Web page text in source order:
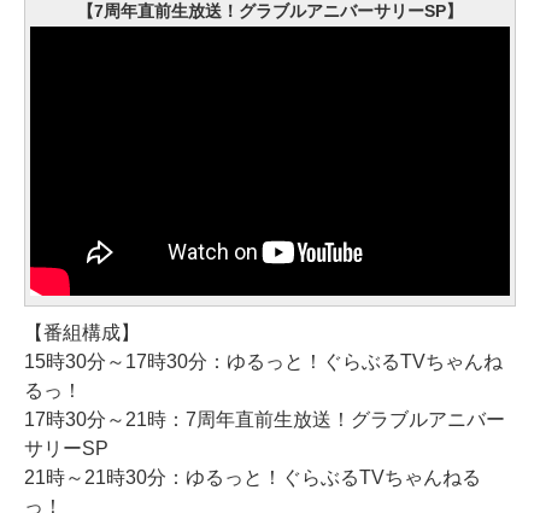
【7周年直前生放送！グラブルアニバーサリーSP】
【番組構成】
15時30分～17時30分：ゆるっと！ぐらぶるTVちゃんね
るっ！
17時30分～21時：7周年直前生放送！グラブルアニバー
サリーSP
21時～21時30分：ゆるっと！ぐらぶるTVちゃんねる
っ！